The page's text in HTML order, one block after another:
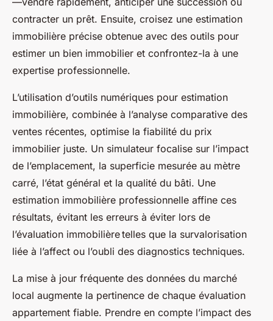
contracter un prêt. Ensuite, croisez une estimation
immobilière précise obtenue avec des outils pour
estimer un bien immobilier et confrontez-la à une
expertise professionnelle.
L’utilisation d’outils numériques pour estimation
immobilière, combinée à l’analyse comparative des
ventes récentes, optimise la fiabilité du prix
immobilier juste. Un simulateur focalise sur l’impact
de l’emplacement, la superficie mesurée au mètre
carré, l’état général et la qualité du bâti. Une
estimation immobilière professionnelle affine ces
résultats, évitant les erreurs à éviter lors de
l’évaluation immobilière telles que la survalorisation
liée à l’affect ou l’oubli des diagnostics techniques.
La mise à jour fréquente des données du marché
local augmente la pertinence de chaque évaluation
appartement fiable. Prendre en compte l’impact des